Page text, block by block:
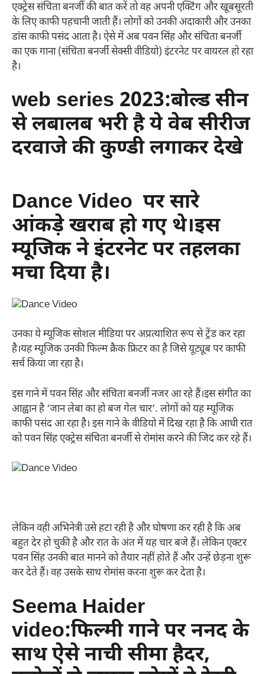
एक्ट्रेस संचिता बनर्जी की बात करें तो वह अपनी एक्टिंग और खूबसूरती
के लिए काफी पहचानी जाती हैं। लोगों को उनकी अदाकारी और उनका
डांस काफी पसंद आता है। ऐसे में अब पवन सिंह और संचिता बनर्जी
का एक गाना (संचिता बनर्जी सेक्सी वीडियो) इंटरनेट पर वायरल हो रहा
है।
web series 2023:बोल्ड सीन
से लबालब भरी है ये वेब सीरीज
दरवाजे की कुण्डी लगाकर देखे
Dance Video पर सारे
आंकड़े खराब हो गए थे।इस
म्यूजिक ने इंटरनेट पर तहलका
मचा दिया है।
उनका ये म्यूजिक सोशल मीडिया पर अप्रत्याशित रूप से ट्रेंड कर रहा
है।यह म्यूजिक उनकी फिल्म क्रैक फ्रिटर का है जिसे यूट्यूब पर काफी
सर्च किया जा रहा है।
इस गाने में पवन सिंह और संचिता बनर्जी नजर आ रहे हैं।इस संगीत का
आह्वान है ‘जान लेबा का हो बज गेल चार’. लोगों को यह म्यूजिक
काफी पसंद आ रहा है। इस गाने के वीडियो में दिख रहा है कि आधी रात
को पवन सिंह एक्ट्रेस संचिता बनर्जी से रोमांस करने की जिद कर रहे हैं।
लेकिन वही अभिनेत्री उसे हटा रही है और घोषणा कर रही है कि अब
बहुत देर हो चुकी है और रात के अंत में यह चार बजे हैं। लेकिन एक्टर
पवन सिंह उनकी बात मानने को तैयार नहीं होते हैं और उन्हें छेड़ना शुरू
कर देते हैं। वह उसके साथ रोमांस करना शुरू कर देता है।
Seema Haider
video:फिल्मी गाने पर ननद के
साथ ऐसे नाची सीमा हैदर,